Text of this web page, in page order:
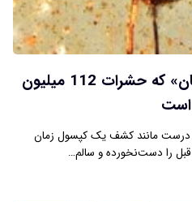
کشف «کپسول کهربایی زمان» که حشرات 112 میلیون
است
میلیون ساله، درست مانند کشف یک کپسول زمان
را دست‌نخورده و سالم…